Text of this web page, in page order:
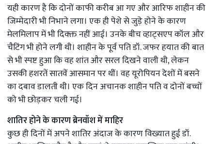
यही कारण है कि दोनों काफी करीब आ गए और आरिफ शाहीन की
जिम्मेदारी भी निभाने लगा। एक ही पेशे से जुड़े होने के कारण
मेलमिलाप में भी दिक्क्त नहीं आई। उनके बीच व्हाट्सएप कॉल और
चैटिंग भी होने लगी थी। शाहीन के पूर्व पति डॉ. जफर हयात की बात
से भी स्पष्ट हुआ कि वह शांत और सरल दिखने वाली थी, लेकन
उसकी हशरतें सातवें आसमान पर थीं। वह यूरोपियन देशों में बसने
का दबाव डालती थी। एक दिन अचानक शाहीन पति व दोनों बच्चों
को भी छोड़कर चली गई।
शातिर होने के कारण ब्रेनवॉश में माहिर
कुछ ही दिनों में अपने शातिर अंदाज के कारण विख्यात हुई डॉ.